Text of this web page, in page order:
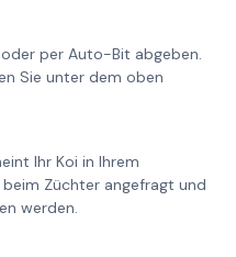
per Auto-Bit abgeben.
Sie unter dem oben
Ihr Koi in Ihrem
Züchter angefragt und
werden.